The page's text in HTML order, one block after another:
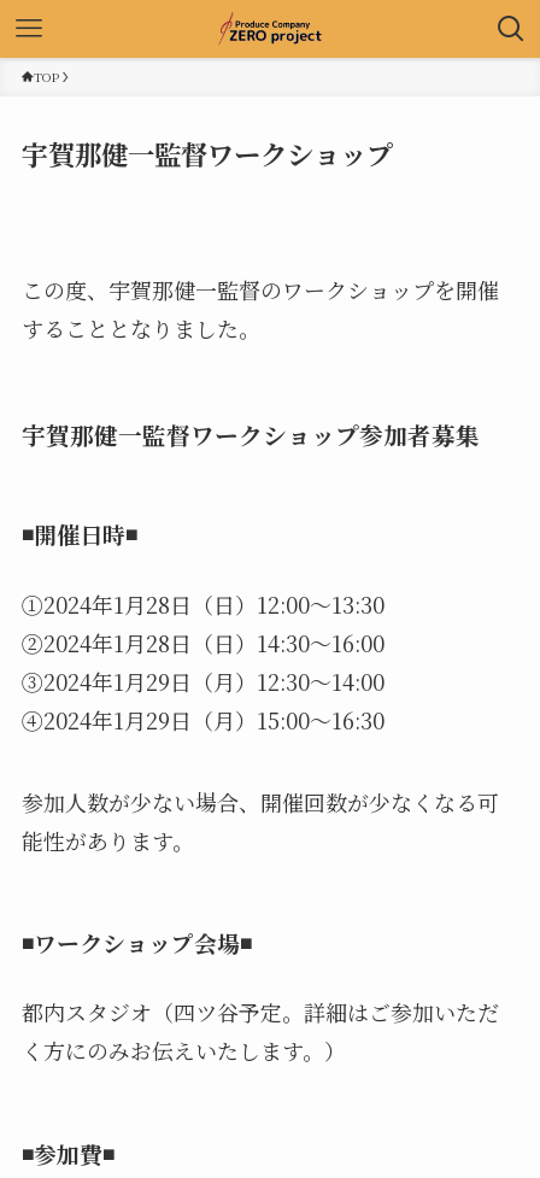
TOP
宇賀那健一監督ワークショップ
この度、宇賀那健一監督のワークショップを開催
することとなりました。
宇賀那健一監督ワークショップ参加者募集
◾️開催日時◾️
①2024年1月28日（日）12:00〜13:30
②2024年1月28日（日）14:30〜16:00
③2024年1月29日（月）12:30〜14:00
④2024年1月29日（月）15:00〜16:30
参加人数が少ない場合、開催回数が少なくなる可
能性があります。
◾️ワークショップ会場◾️
都内スタジオ（四ツ谷予定。詳細はご参加いただ
く方にのみお伝えいたします。）
◾️参加費◾️